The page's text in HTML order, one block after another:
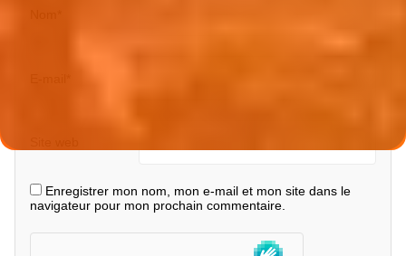
Enregistrer mon nom, mon e-mail et mon site dans le
navigateur pour mon prochain commentaire.